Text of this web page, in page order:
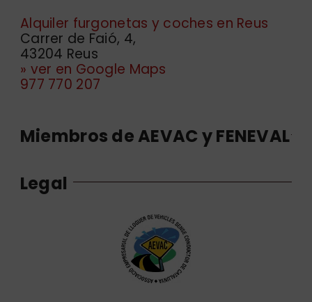
Alquiler furgonetas y coches en Reus
Carrer de Faió, 4,
43204 Reus
» ver en Google Maps
977 770 207
Miembros de AEVAC y FENEVAL
Legal